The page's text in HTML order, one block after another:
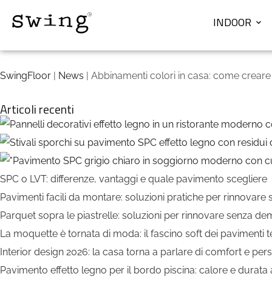
INDOOR
SwingFloor | News | Abbinamenti colori in casa: come
Articoli recenti
SPC o LVT: differenze, vantaggi e quale pavimento scegliere
Pavimenti facili da montare: soluzioni pratiche per rinnovare
Parquet sopra le piastrelle: soluzioni per rinnovare senza
La moquette è tornata di moda: il fascino soft dei pavimenti
Interior design 2026: la casa torna a parlare di comfort e
Pavimento effetto legno per il bordo piscina: calore e durata